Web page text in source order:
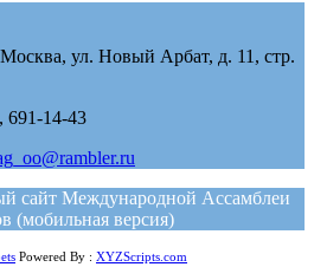
Москва, ул. Новый Арбат, д. 11, стр.
691-14-43
сайт Международной Ассамблеи
(мобильная версия)
Powered By : XYZScripts.com